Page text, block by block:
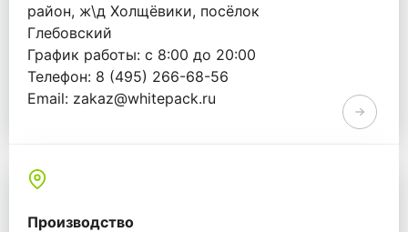
район, ж\д Холщёвики, посёлок
Глебовский
График работы: с 8:00 до 20:00
Телефон: 8 (495) 266-68-56
Email: zakaz@whitepack.ru
Производство